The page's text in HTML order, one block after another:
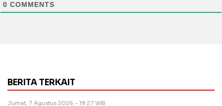
0 COMMENTS
BERITA TERKAIT
Jumat, 7 Agustus 2026 - 19:27 WIB